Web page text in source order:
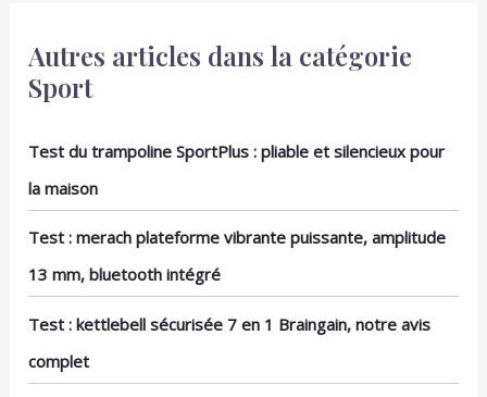
Autres articles dans la catégorie
Sport
Test du trampoline SportPlus : pliable et silencieux pour
la maison
Test : merach plateforme vibrante puissante, amplitude
13 mm, bluetooth intégré
Test : kettlebell sécurisée 7 en 1 Braingain, notre avis
complet